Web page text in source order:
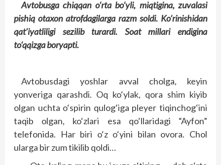
Avtobusga chiqqan o‘rta bo‘yli, miqtigina, zuvalasi
pishiq otaxon atrofdagilarga razm soldi. Ko‘rinishidan
qat’iyatliligi sezilib turardi. Soat millari endigina
to‘qqizga boryapti.
Avtobusdagi yoshlar avval cholga, keyin
yonveriga qarashdi. Oq ko‘ylak, qora shim kiyib
olgan uchta o‘spirin qulog‘iga pleyer tiqinchog‘ini
taqib olgan, ko‘zlari esa qo‘llaridagi “Ayfon”
telefonida. Har biri o‘z o‘yini bilan ovora. Chol
ularga bir zum tikilib qoldi…